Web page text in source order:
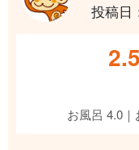
投稿日
2.5
お風呂 4.0